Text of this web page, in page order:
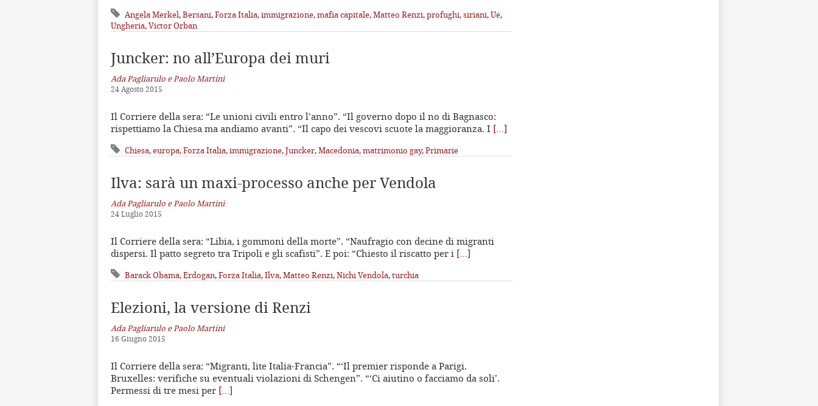
Angela Merkel,Bersani,Forza Italia,immigrazione,mafia capitale,Matteo Renzi,profughi,siriani,Ue,
Ungheria,Victor Orban
Juncker: no all’Europa dei muri
Ada Pagliarulo e Paolo Martini
24 Agosto 2015
Il Corriere della sera: “Le unioni civili entro l’anno”. “Il governo dopo il no di Bagnasco:
rispettiamo la Chiesa ma andiamo avanti”. “Il capo dei vescovi scuote la maggioranza. I […]
Chiesa,europa,Forza Italia,immigrazione,Juncker,Macedonia,matrimonio gay,Primarie
Ilva: sarà un maxi-processo anche per Vendola
Ada Pagliarulo e Paolo Martini
24 Luglio 2015
Il Corriere della sera: “Libia, i gommoni della morte”. “Naufragio con decine di migranti
dispersi. Il patto segreto tra Tripoli e gli scafisti”. E poi: “Chiesto il riscatto per i […]
Barack Obama,Erdogan,Forza Italia,Ilva,Matteo Renzi,Nichi Vendola,turchia
Elezioni, la versione di Renzi
Ada Pagliarulo e Paolo Martini
16 Giugno 2015
Il Corriere della sera: “Migranti, lite Italia-Francia”. “‘Il premier risponde a Parigi.
Bruxelles: verifiche su eventuali violazioni di Schengen”. “‘Ci aiutino o facciamo da soli’.
Permessi di tre mesi per […]